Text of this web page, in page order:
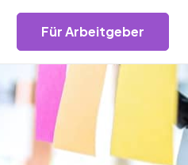
Für Arbeitgeber